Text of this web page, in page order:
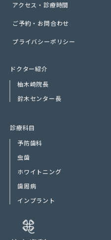
アクセス・診療時間
ご予約・お問合わせ
プライバシーポリシー
ドクター紹介
柚木崎院長
鈴木センター長
診療科目
予防歯科
虫歯
ホワイトニング
歯周病
インプラント